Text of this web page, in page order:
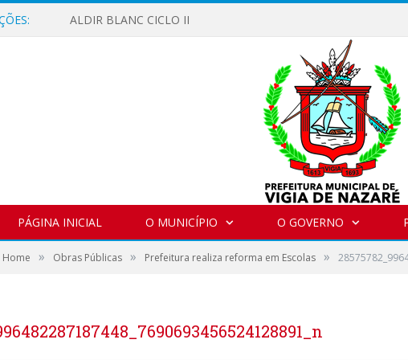
ALDIR BLANC CICLO II
PÁGINA INICIAL O MUNICÍPIO O GOVERNO
Home » Obras Públicas » Prefeitura realiza reforma em Escolas »